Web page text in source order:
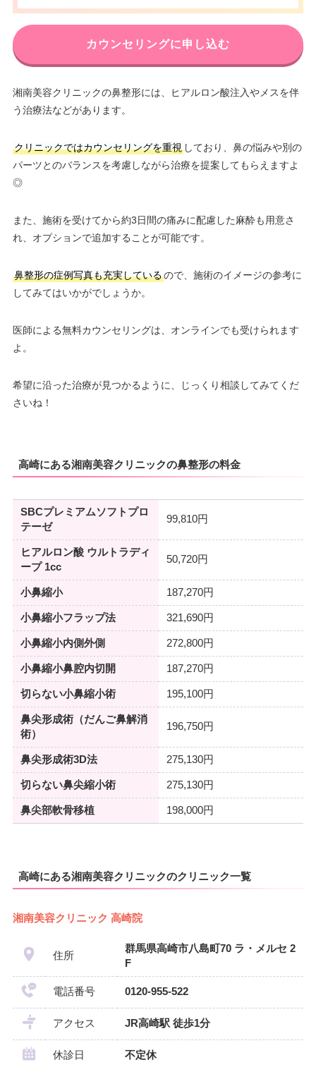
カウンセリングに申し込む
湘南美容クリニックの鼻整形には、ヒアルロン酸注入やメスを伴
う治療法などがあります。
クリニックではカウンセリングを重視しており、鼻の悩みや別の
パーツとのバランスを考慮しながら治療を提案してもらえますよ
◎
また、施術を受けてから約3日間の痛みに配慮した麻酔も用意さ
れ、オプションで追加することが可能です。
鼻整形の症例写真も充実しているので、施術のイメージの参考に
してみてはいかがでしょうか。
医師による無料カウンセリングは、オンラインでも受けられます
よ。
希望に沿った治療が見つかるように、じっくり相談してみてくだ
さいね！
高崎にある湘南美容クリニックの鼻整形の料金
SBCプレミアムソフトプロ
テーゼ
99,810円
ヒアルロン酸 ウルトラディ
ープ 1cc
50,720円
小鼻縮小 187,270円
小鼻縮小フラップ法 321,690円
小鼻縮小内側外側 272,800円
小鼻縮小鼻腔内切開 187,270円
切らない小鼻縮小術 195,100円
鼻尖形成術（だんご鼻解消
術）
196,750円
鼻尖形成術3D法 275,130円
切らない鼻尖縮小術 275,130円
鼻尖部軟骨移植 198,000円
高崎にある湘南美容クリニックのクリニック一覧
湘南美容クリニック 高崎院
住所
群馬県高崎市八島町70 ラ・メルセ 2
F
電話番号 0120-955-522
アクセス JR高崎駅 徒歩1分
休診日 不定休